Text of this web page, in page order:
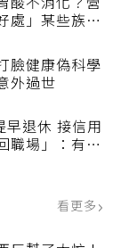
酸不消化？營
處」某些族群
臉健康偽科學
外過世
早退休 接信用
職場」：有錢